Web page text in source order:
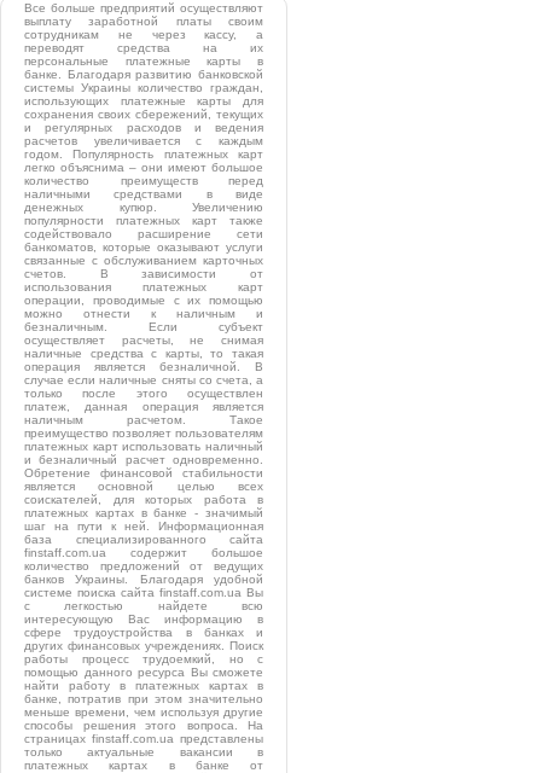
Все больше предприятий осуществляют
выплату заработной платы своим
сотрудникам не через кассу, а
переводят средства на их
персональные платежные карты в
банке. Благодаря развитию банковской
системы Украины количество граждан,
использующих платежные карты для
сохранения своих сбережений, текущих
и регулярных расходов и ведения
расчетов увеличивается с каждым
годом. Популярность платежных карт
легко объяснима – они имеют большое
количество преимуществ перед
наличными средствами в виде
денежных купюр. Увеличению
популярности платежных карт также
содействовало расширение сети
банкоматов, которые оказывают услуги
связанные с обслуживанием карточных
счетов. В зависимости от
использования платежных карт
операции, проводимые с их помощью
можно отнести к наличным и
безналичным. Если субъект
осуществляет расчеты, не снимая
наличные средства с карты, то такая
операция является безналичной. В
случае если наличные сняты со счета, а
только после этого осуществлен
платеж, данная операция является
наличным расчетом. Такое
преимущество позволяет пользователям
платежных карт использовать наличный
и безналичный расчет одновременно.
Обретение финансовой стабильности
является основной целью всех
соискателей, для которых работа в
платежных картах в банке - значимый
шаг на пути к ней. Информационная
база специализированного сайта
finstaff.com.ua содержит большое
количество предложений от ведущих
банков Украины. Благодаря удобной
системе поиска сайта finstaff.com.ua Вы
с легкостью найдете всю
интересующую Вас информацию в
сфере трудоустройства в банках и
других финансовых учреждениях. Поиск
работы процесс трудоемкий, но с
помощью данного ресурса Вы сможете
найти работу в платежных картах в
банке, потратив при этом значительно
меньше времени, чем используя другие
способы решения этого вопроса. На
страницах finstaff.com.ua представлены
только актуальные вакансии в
платежных картах в банке от